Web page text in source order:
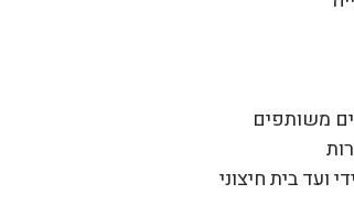
משותפים
ועד בית חיצוני